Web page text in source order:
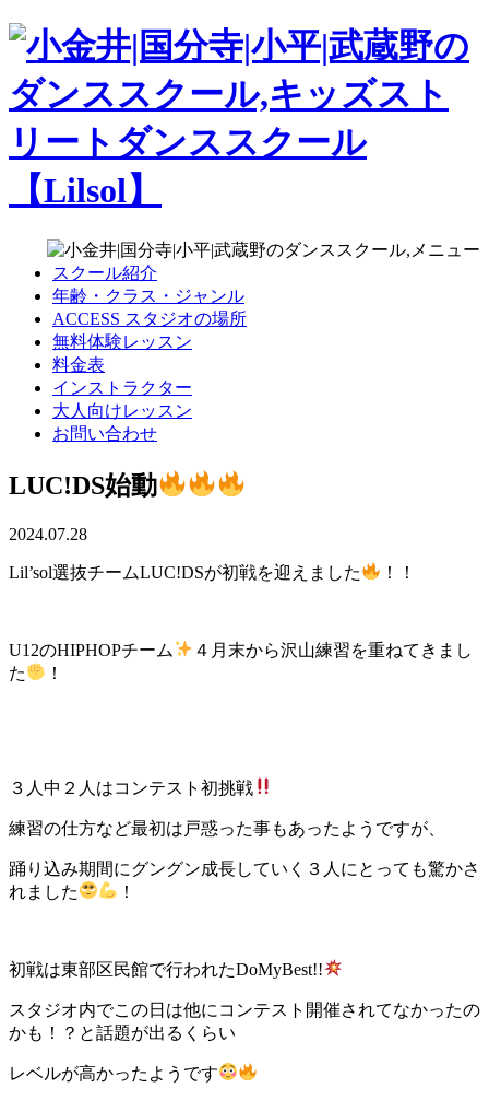
スクール紹介
年齢・クラス・ジャンル
ACCESS スタジオの場所
無料体験レッスン
料金表
インストラクター
大人向けレッスン
お問い合わせ
LUC!DS始動
2024.07.28
Lil’sol選抜チームLUC!DSが初戦を迎えました ！！
U12のHIPHOPチーム
４月末から沢山練習を重ねてきまし
た
！
３人中２人はコンテスト初挑戦
練習の仕方など最初は戸惑った事もあったようですが、
踊り込み期間にグングン成長していく３人にとっても驚かさ
れました
！
初戦は東部区民館で行われたDoMyBest!!
スタジオ内でこの日は他にコンテスト開催されてなかったの
かも！？と話題が出るくらい
レベルが高かったようです